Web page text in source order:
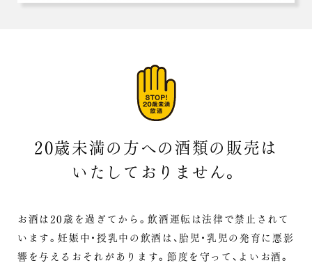
20歳未満の方への酒類の販売は
いたしておりません。
お酒は20歳を過ぎてから。飲酒運転は法律で禁止されて
います。 妊娠中・授乳中の飲酒は、胎児・乳児の発育に悪影
響を与えるおそれがあります。 節度を守って、よいお酒。